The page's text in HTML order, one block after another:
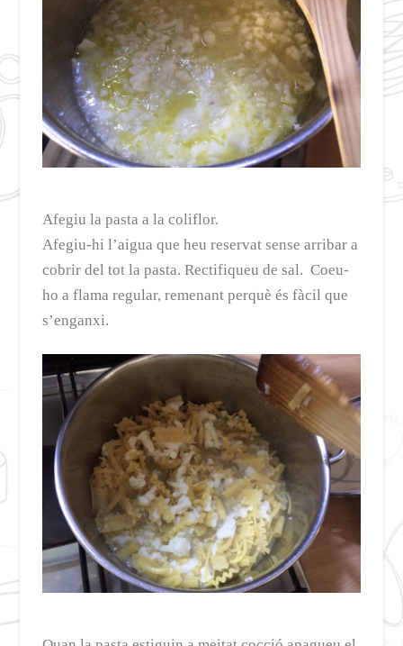
Afegiu la pasta a la coliflor.
Afegiu-hi l’aigua que heu reservat sense arribar a
cobrir del tot la pasta. Rectifiqueu de sal. Coeu-
ho a flama regular, remenant perquè és fàcil que
s’enganxi.